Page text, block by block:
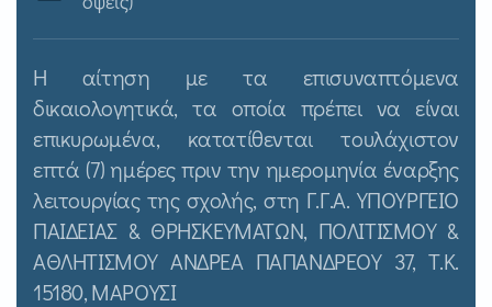
Η αίτηση με τα επισυναπτόμενα
δικαιολογητικά, τα οποία πρέπει να είναι
επικυρωμένα, κατατίθενται τουλάχιστον
επτά (7) ημέρες πριν την ημερομηνία έναρξης
λειτουργίας της σχολής, στη Γ.Γ.Α. ΥΠΟΥΡΓΕΙΟ
ΠΑΙΔΕΙΑΣ & ΘΡΗΣΚΕΥΜΑΤΩΝ, ΠΟΛΙΤΙΣΜΟΥ &
ΑΘΛΗΤΙΣΜΟΥ ΑΝΔΡΕΑ ΠΑΠΑΝΔΡΕΟΥ 37, Τ.Κ.
15180, ΜΑΡΟΥΣΙ